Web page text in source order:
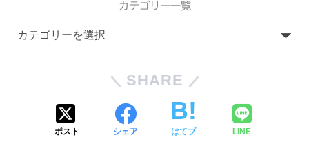
カテゴリー一覧
SHARE
ポスト シェア はてブ LINE